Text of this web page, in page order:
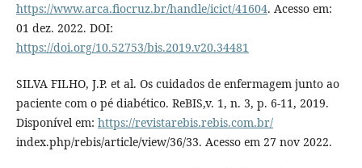
https://www.arca.fiocruz.br/handle/icict/41604. Acesso em:
01 dez. 2022. DOI:
https://doi.org/10.52753/bis.2019.v20.34481
SILVA FILHO, J.P. et al. Os cuidados de enfermagem junto ao
paciente com o pé diabético. ReBIS,v. 1, n. 3, p. 6-11, 2019.
Disponível em: https://revistarebis.rebis.com.br/
index.php/rebis/article/view/36/33. Acesso em 27 nov 2022.